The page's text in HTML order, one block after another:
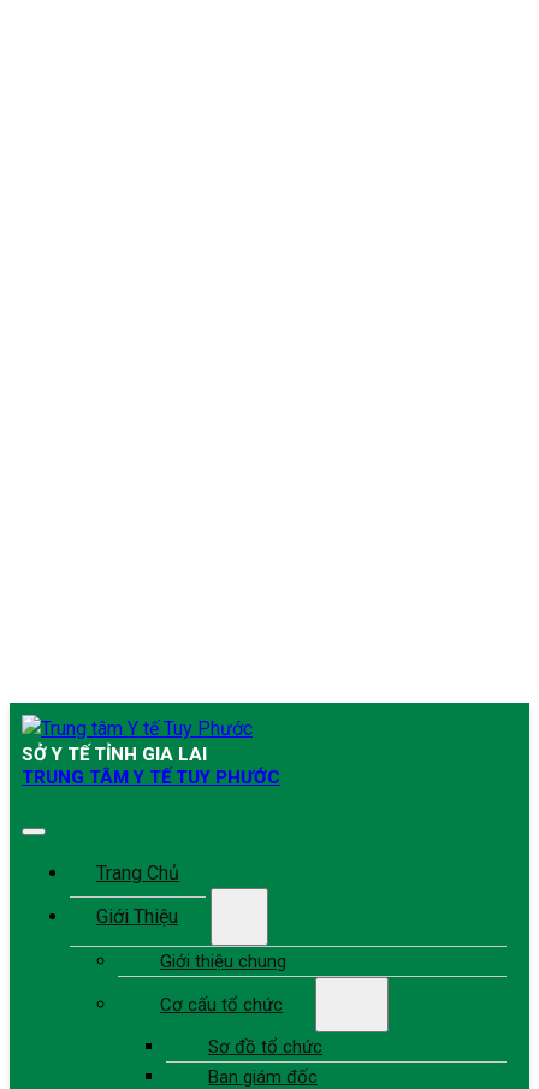
SỞ Y TẾ TỈNH GIA LAI
TRUNG TÂM Y TẾ TUY PHƯỚC
Trang Chủ
Giới Thiệu
Giới thiệu chung
Cơ cấu tổ chức
Sơ đồ tổ chức
Ban giám đốc